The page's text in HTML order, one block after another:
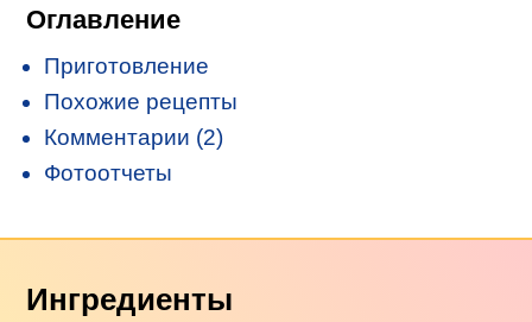
Оглавление
Приготовление
Похожие рецепты
Комментарии (2)
Фотоотчеты
Ингредиенты